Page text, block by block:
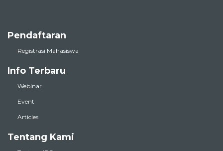
Pendaftaran
Registrasi Mahasiswa
Info Terbaru
Webinar
Event
Articles
Tentang Kami